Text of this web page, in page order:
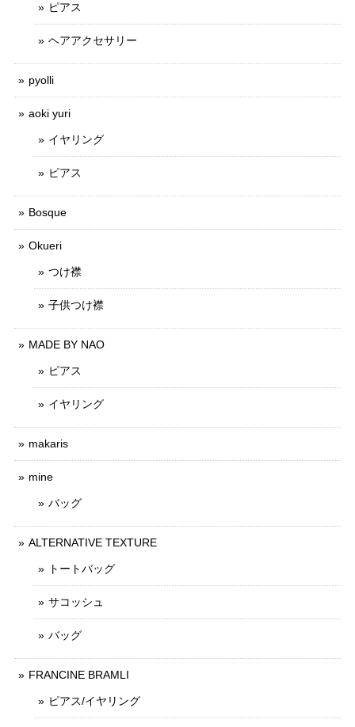
ピアス
ヘアアクセサリー
pyolli
aoki yuri
イヤリング
ピアス
Bosque
Okueri
つけ襟
子供つけ襟
MADE BY NAO
ピアス
イヤリング
makaris
mine
バッグ
ALTERNATIVE TEXTURE
トートバッグ
サコッシュ
バッグ
FRANCINE BRAMLI
ピアス/イヤリング